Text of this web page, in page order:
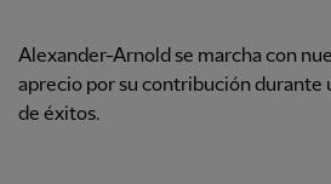
Alexander-Arnold se marcha con
aprecio por su contribución durante
de éxitos.